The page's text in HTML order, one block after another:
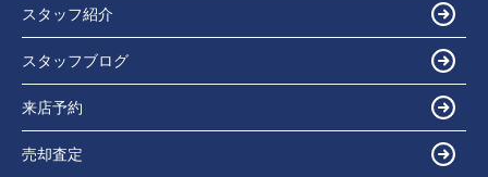
スタッフ紹介
スタッフブログ
来店予約
売却査定